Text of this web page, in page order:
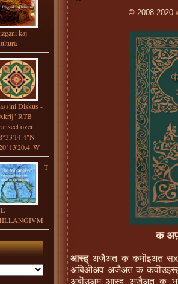
kaj
Diskus -
RTB
over
T
© 2008-2020
क
आस्ह्अजैअत क कमॊइअत
अबिऒअव अजैअत क
अबॊउअम् आस्ह् अजैअत क